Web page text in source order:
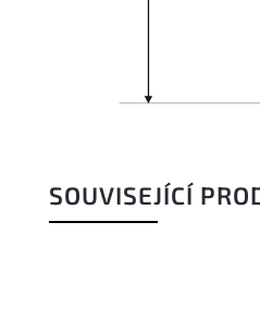
SOUVISEJÍCÍ